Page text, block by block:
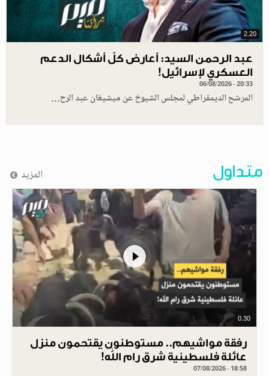
2.20
عبد الرحمن السيد: أعارض كلّ أشكال الدعم
العسكري لإسرائيل!
06/08/2026 - 20:33
المرشح الديمقراطي لمجلس الشيوخ عن ميشيغان عبد الرح…
متداول المزيد
0.30
رفقة مواشيهم.. مستوطنون يقتحمون منزل
عائلة فلسطينية شرق رام الله!
07/08/2026 - 18:58